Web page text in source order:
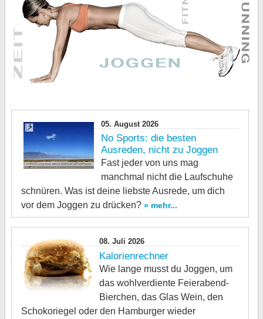
05. August 2026
No Sports: die besten
Ausreden, nicht zu Joggen
Fast jeder von uns mag
manchmal nicht die Laufschuhe
schnüren. Was ist deine liebste Ausrede, um dich
vor dem Joggen zu drücken? » mehr...
08. Juli 2026
Kalorienrechner
Wie lange musst du Joggen, um
das wohlverdiente Feierabend-
Bierchen, das Glas Wein, den
Schokoriegel oder den Hamburger wieder